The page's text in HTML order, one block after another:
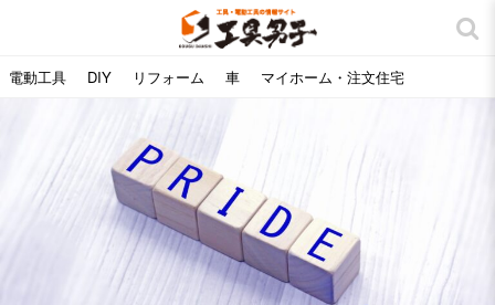
電動工具 DIY リフォーム 車 マイホーム・注文住宅